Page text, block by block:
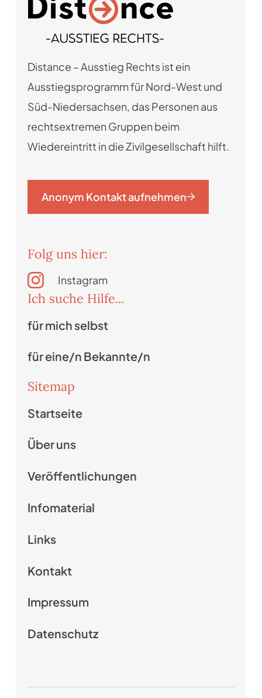
Distance – Ausstieg Rechts ist ein
Ausstiegsprogramm für Nord-West und
Süd-Niedersachsen, das Personen aus
rechtsextremen Gruppen beim
Wiedereintritt in die Zivilgesellschaft hilft.
Anonym Kontakt aufnehmen
Folg uns hier:
Instagram
Ich suche Hilfe...
für mich selbst
für eine/n Bekannte/n
Sitemap
Startseite
Über uns
Veröffentlichungen
Infomaterial
Links
Kontakt
Impressum
Datenschutz